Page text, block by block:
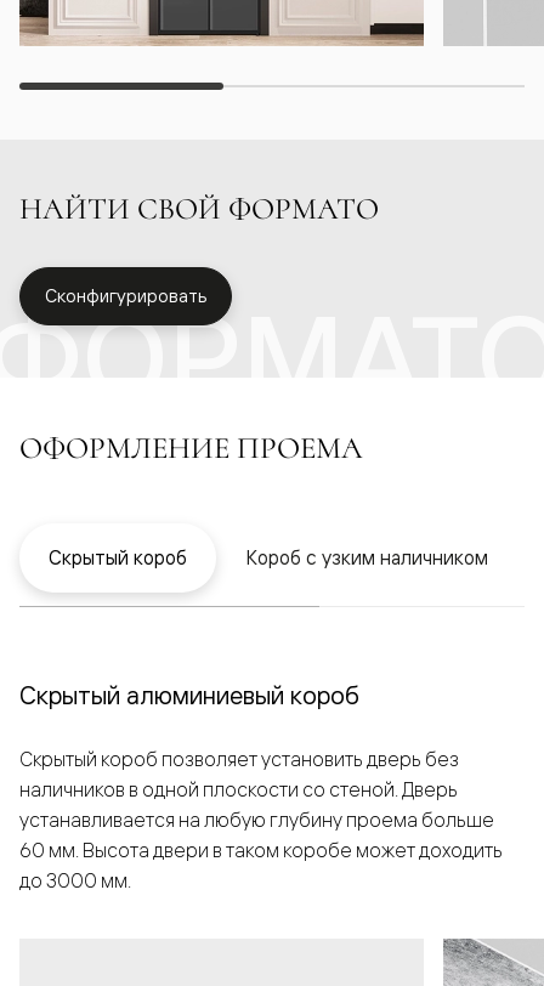
НАЙТИ СВОЙ ФОРМАТО
Сконфигурировать
ОФОРМЛЕНИЕ ПРОЕМА
Скрытый короб Короб с узким наличником
Скрытый алюминиевый короб
Скрытый короб позволяет установить дверь без
наличников в одной плоскости со стеной. Дверь
устанавливается на любую глубину проема больше
60 мм. Высота двери в таком коробе может доходить
до 3000 мм.